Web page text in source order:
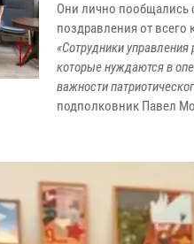
Они лично пообщались
поздравления от всего
«Сотрудники управления
которые нуждаются в
важности
подполковник Павел